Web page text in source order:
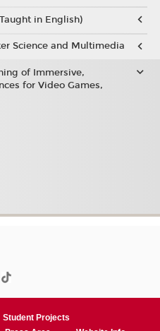
in English)
Science and Multimedia
of Immersive,
for Video Games,
Student Projects